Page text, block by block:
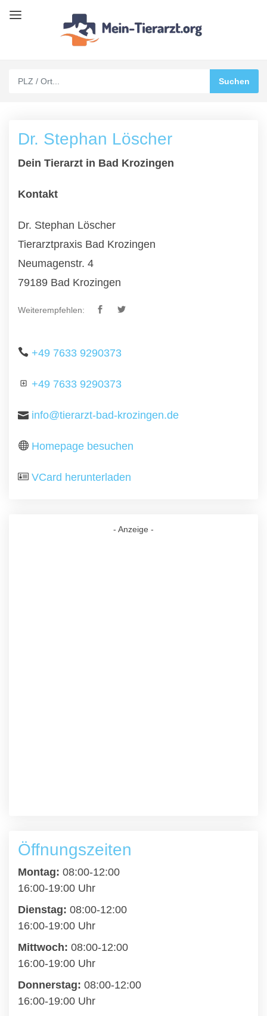
Dr. Stephan Löscher
Dein Tierarzt in Bad Krozingen
Kontakt
Dr. Stephan Löscher
Tierarztpraxis Bad Krozingen
Neumagenstr. 4
79189 Bad Krozingen
Weiterempfehlen:
+49 7633 9290373
+49 7633 9290373
info@tierarzt-bad-krozingen.de
Homepage besuchen
VCard herunterladen
- Anzeige -
Öffnungszeiten
Montag: 08:00-12:00
16:00-19:00 Uhr
Dienstag: 08:00-12:00
16:00-19:00 Uhr
Mittwoch: 08:00-12:00
16:00-19:00 Uhr
Donnerstag: 08:00-12:00
16:00-19:00 Uhr